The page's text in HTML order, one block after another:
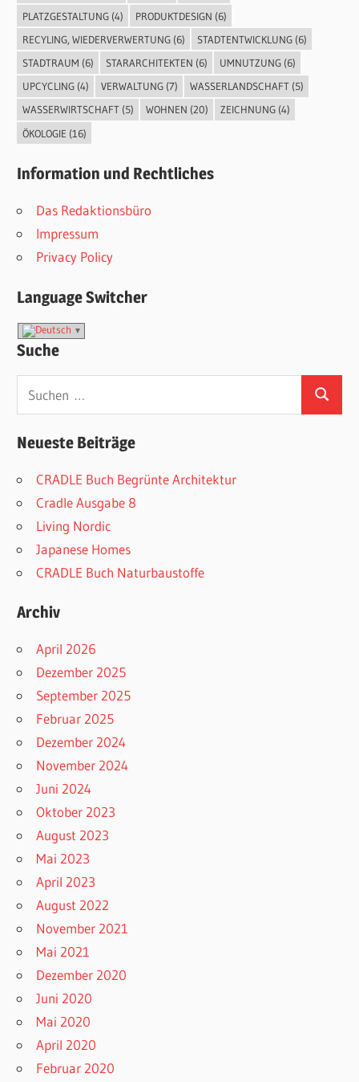
PLATZGESTALTUNG(4) PRODUKTDESIGN (6)
RECYLING, WIEDERVERWERTUNG(6) STADTENTWICKLUNG(6)
STADTRAUM (6) STARARCHITEKTEN (6) UMNUTZUNG(6)
UPCYCLING(4) VERWALTUNG(7) WASSERLANDSCHAFT(5)
WASSERWIRTSCHAFT(5) WOHNEN (20) ZEICHNUNG(4)
ÖKOLOGIE (16)
Information und Rechtliches
Das Redaktionsbüro
Impressum
Privacy Policy
Language Switcher
Suche
Suchen
Neueste Beiträge
CRADLE Buch Begrünte Architektur
Cradle Ausgabe 8
Living Nordic
Japanese Homes
CRADLE Buch Naturbaustoffe
Archiv
April 2026
Dezember 2025
September 2025
Februar 2025
Dezember 2024
November 2024
Juni 2024
Oktober 2023
August 2023
Mai 2023
April 2023
August 2022
November 2021
Mai 2021
Dezember 2020
Juni 2020
Mai 2020
April 2020
Februar 2020